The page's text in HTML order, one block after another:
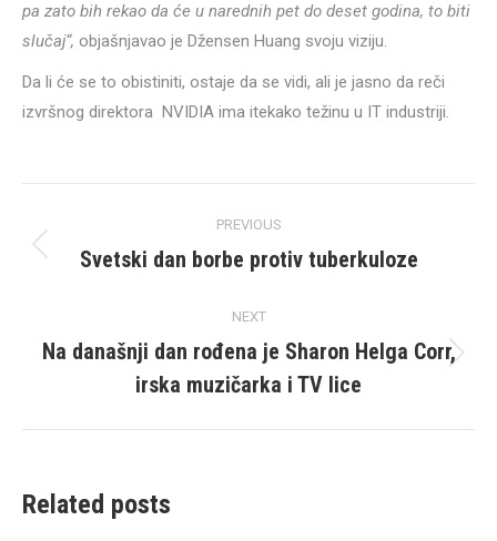
pa zato bih rekao da će u narednih pet do deset godina, to biti
slučaj“, objašnjavao je Džensen Huang svoju viziju.
Da li će se to obistiniti, ostaje da se vidi, ali je jasno da reči
izvršnog direktora NVIDIA ima itekako težinu u IT industriji.
navigation
PREVIOUS
Previous
Svetski dan borbe protiv tuberkuloze
NEXT
Next
post:
Na današnji dan rođena je Sharon Helga Corr,
irska muzičarka i TV lice
Related posts